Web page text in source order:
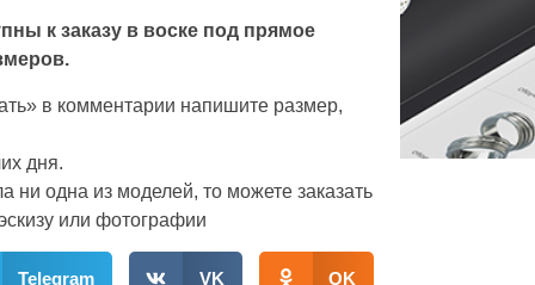
к заказу в воске под прямое
в комментарии напишите размер,
дня.
ни одна из моделей, то можете заказать
или фотографии
Telegram VK
OK